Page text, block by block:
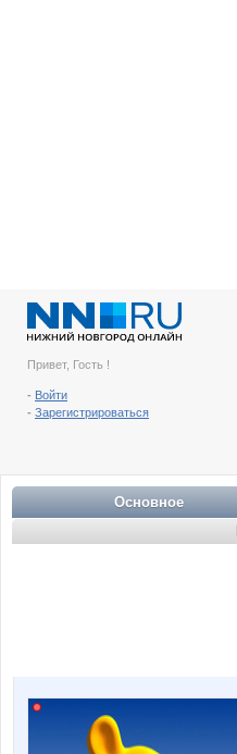
Привет, Гость !
- Войти
- Зарегистрироваться
Основное